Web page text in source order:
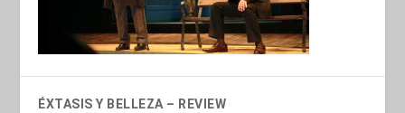
ÉXTASIS Y BELLEZA – REVIEW